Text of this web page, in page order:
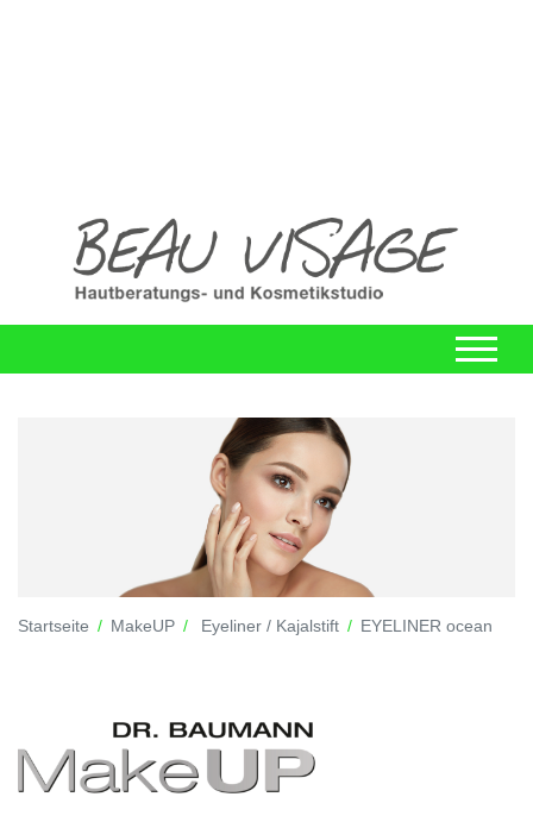
Startseite MakeUP Eyeliner / Kajalstift EYELINER ocean